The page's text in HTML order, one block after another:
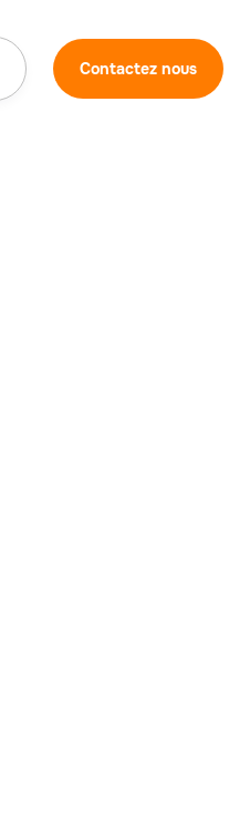
Contactez nous